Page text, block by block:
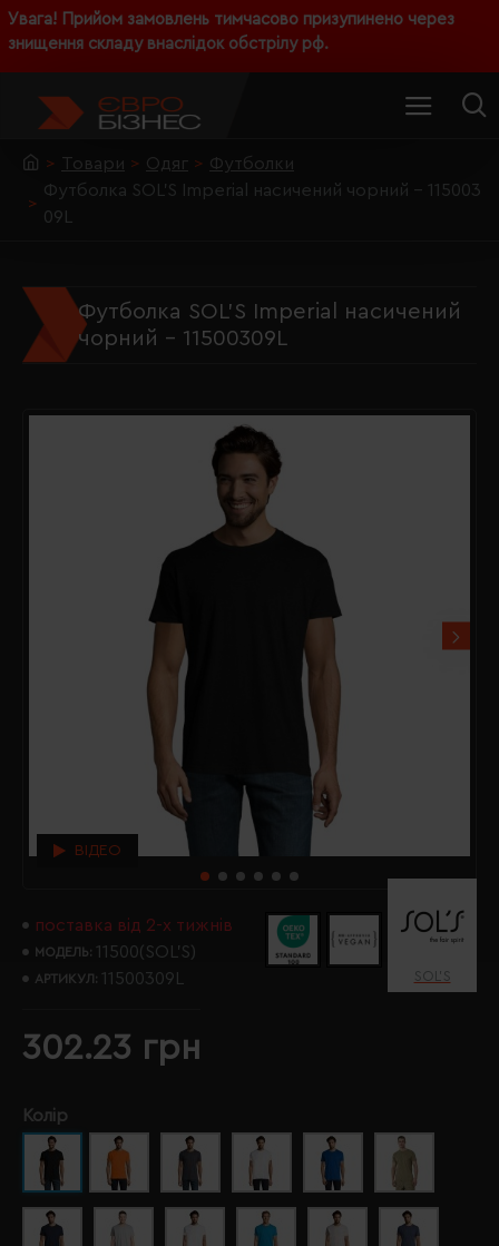
Увага! Прийом замовлень тимчасово призупинено через
знищення складу внаслідок обстрілу рф.
Товари Одяг
Футболки
Футболка SOL'S Imperial насичений чорний - 115003
09L
Футболка SOL'S Imperial насичений
чорний - 11500309L
ВІДЕО
поставка від 2-х тижнів
МОДЕЛЬ: 11500(SOL’S)
АРТИКУЛ: 11500309L SOL’S
302.23 грн
Колір